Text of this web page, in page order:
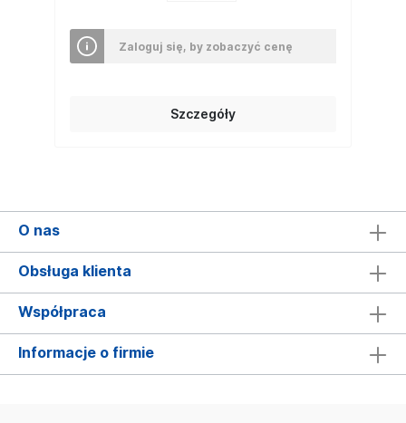
Zaloguj się, by zobaczyć cenę
Szczegóły
O nas
Obsługa klienta
Współpraca
Informacje o firmie